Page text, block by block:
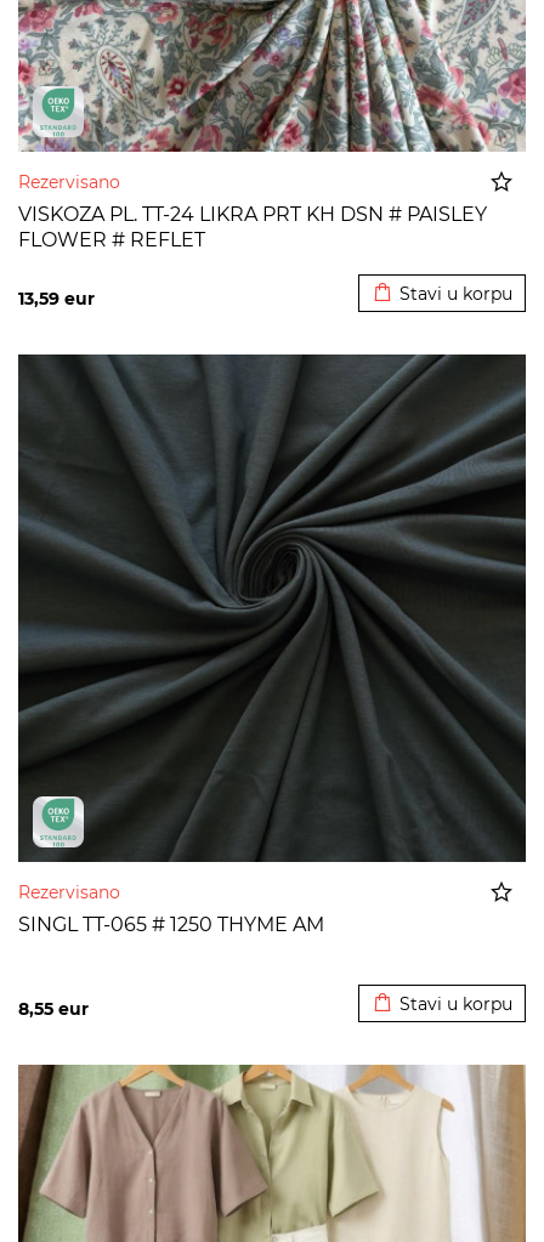
Rezervisano
VISKOZA PL. TT-24 LIKRA PRT KH DSN # PAISLEY
FLOWER # REFLET
13,59 eur Stavi u korpu
Rezervisano
SINGL TT-065 # 1250 THYME AM
8,55 eur Stavi u korpu